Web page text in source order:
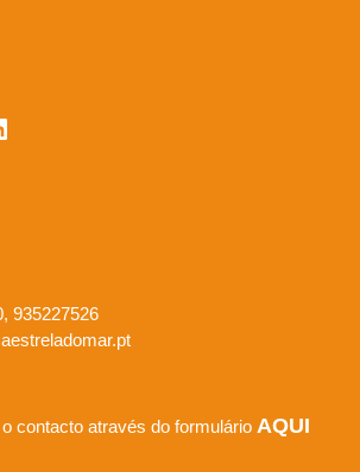
935227526
contacto através do formulárioAQUI